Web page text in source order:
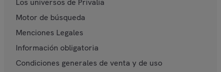
Los universos de Privalia
Motor de búsqueda
Menciones Legales
Información obligatoria
Condiciones generales de venta y de uso